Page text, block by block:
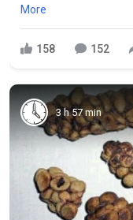
More
158 152
3 h 57 min